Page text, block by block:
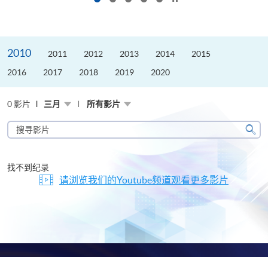
2010 2011 2012 2013 2014
2015
2016
2017 2018 2019 2020
0 影片 三月 所有影片
搜
寻
片
搜
找不到纪录
请浏览我们的Youtube频道观看更多影片